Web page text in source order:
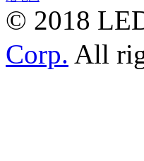
© 2018
Corp. All